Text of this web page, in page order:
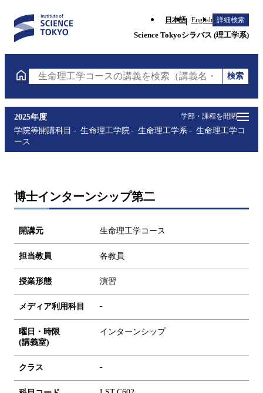
日本語 English 詳細検索
Science Tokyoシラバス (理工学系)
生命理工学コースの講義を検索（講義名・科目コード
検索
学部・課程を開閉
2025年度
学院等開講科目
生命理工学院 生命理工学系
生命理工学コ
ース
博士インターンシップ第二
開講元 生命理工学コース
担当教員 各教員
授業形態 演習
メディア利用科目 -
曜日・時限
(講義室)
インターンシップ
クラス -